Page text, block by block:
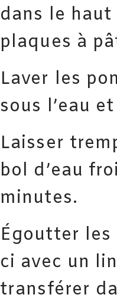
dans le haut
plaques à
Laver les
sous l’eau
Laisser
bol d’eau
minutes.
Égoutter les
ci avec un
transférer